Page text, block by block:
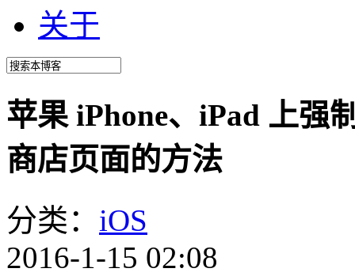
关于
苹果 iPhone、iPad 上强
商店页面的方法
分类： iOS
2016-1-15 02:08